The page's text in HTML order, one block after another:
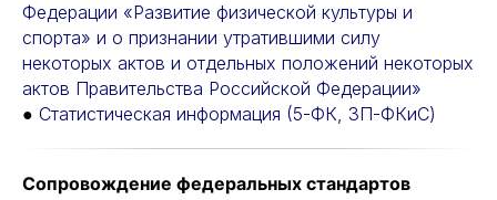
Федерации «Развитие физической культуры и
спорта» и о признании утратившими силу
некоторых актов и отдельных положений некоторых
актов Правительства Российской Федерации»
● Статистическая информация (5-ФК, ЗП-ФКиС)
Сопровождение федеральных стандартов